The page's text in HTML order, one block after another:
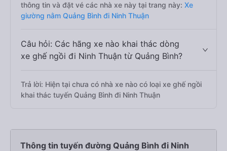
thông tin và đặt vé các nhà xe này tại trang này: Xe
giường nằm Quảng Bình đi Ninh Thuận
Câu hỏi: Các hãng xe nào khai thác dòng
xe ghế ngồi đi Ninh Thuận từ Quảng Bình?
Trả lời: Hiện tại chưa có nhà xe nào có loại xe ghế ngồi
khai thác tuyến Quảng Bình đi Ninh Thuận
Thông tin tuyến đường Quảng Bình đi Ninh